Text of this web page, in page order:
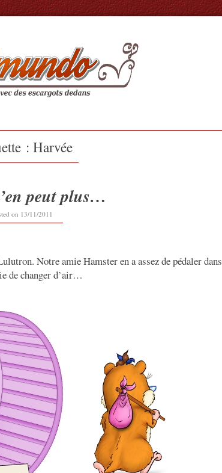
: Harvée
peut plus…
on 13/11/2011
Notre amie Hamster en a assez de pédaler dans
de changer d’air…